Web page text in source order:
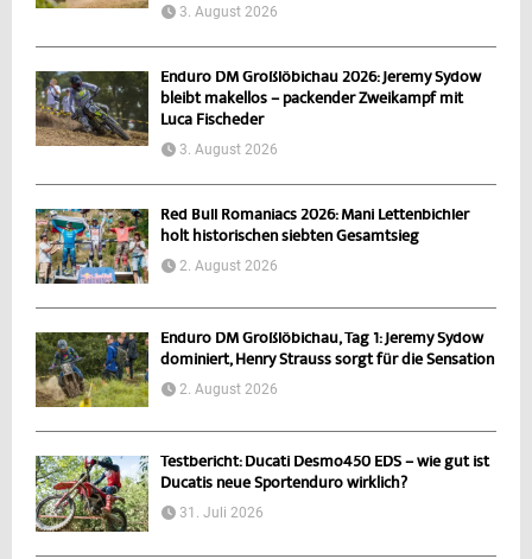
3. August 2026
Enduro DM Großlöbichau 2026: Jeremy Sydow
bleibt makellos – packender Zweikampf mit
Luca Fischeder
3. August 2026
Red Bull Romaniacs 2026: Mani Lettenbichler
holt historischen siebten Gesamtsieg
2. August 2026
Enduro DM Großlöbichau, Tag 1: Jeremy Sydow
dominiert, Henry Strauss sorgt für die Sensation
2. August 2026
Testbericht: Ducati Desmo450 EDS – wie gut ist
Ducatis neue Sportenduro wirklich?
31. Juli 2026